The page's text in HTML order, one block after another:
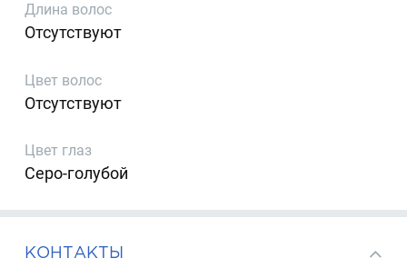
Длина волос
Отсутствуют
Цвет волос
Отсутствуют
Цвет глаз
Серо-голубой
КОНТАКТЫ